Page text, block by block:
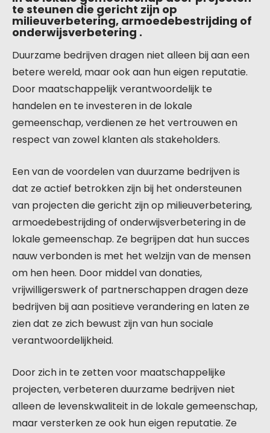
te steunen die gericht zijn op
milieuverbetering, armoedebestrijding of
onderwijsverbetering .
Duurzame bedrijven dragen niet alleen bij aan een
betere wereld, maar ook aan hun eigen reputatie.
Door maatschappelijk verantwoordelijk te
handelen en te investeren in de lokale
gemeenschap, verdienen ze het vertrouwen en
respect van zowel klanten als stakeholders.
Een van de voordelen van duurzame bedrijven is
dat ze actief betrokken zijn bij het ondersteunen
van projecten die gericht zijn op milieuverbetering,
armoedebestrijding of onderwijsverbetering in de
lokale gemeenschap. Ze begrijpen dat hun succes
nauw verbonden is met het welzijn van de mensen
om hen heen. Door middel van donaties,
vrijwilligerswerk of partnerschappen dragen deze
bedrijven bij aan positieve verandering en laten ze
zien dat ze zich bewust zijn van hun sociale
verantwoordelijkheid.
Door zich in te zetten voor maatschappelijke
projecten, verbeteren duurzame bedrijven niet
alleen de levenskwaliteit in de lokale gemeenschap,
maar versterken ze ook hun eigen reputatie. Ze